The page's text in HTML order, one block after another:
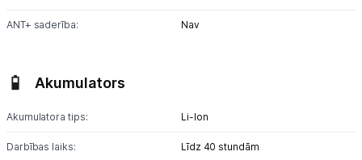
ANT+ saderība: Nav
Akumulators
Akumulatora tips: Li-lon
Darbības laiks: Līdz 40 stundām